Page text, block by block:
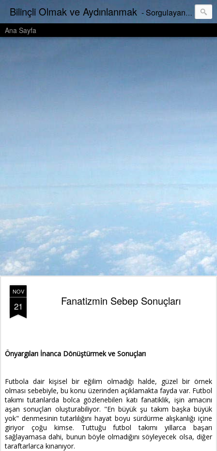
Bilinçli Olmak ve Aydınlanmak - Sorgulayan, vizyonlu ve bilinçli bir yaşamımız nasıl olabilir? - Bilincimizi yükseltebiliyor muyuz? - Yaptıklarımız kime hizmet ediyor? - Yeterince sorguluyor muyuz? - Bu yaptığımız doğru mu? - Hayat amacımız nedir? - Gerçek nedir? - Budur! - ? - Bu mudur?
Ana Sayfa
NOV
21 Fanatizmin Sebep Sonuçları
Önyargıları İnanca Dönüştürmek ve Sonuçları
Futbola dair kişisel bir eğilim olmadığı halde, güzel bir örnek
olması sebebiyle, bu konu üzerinden açıklamakta fayda var. Futbol
takımı tutanlarda bolca gözlenebilen katı fanatiklik, işin amacını
aşan sonuçları oluşturabiliyor. "En büyük şu takım başka büyük
yok" denmesinin tutarlılığını hayat boyu sürdürme alışkanlığı içine
giriyor çoğu kimse. Tuttuğu futbol takımı yıllarca başarı
sağlayamasa dahi, bunun böyle olmadığını söyleyecek olsa, diğer
taraftarlarca kınanıyor.